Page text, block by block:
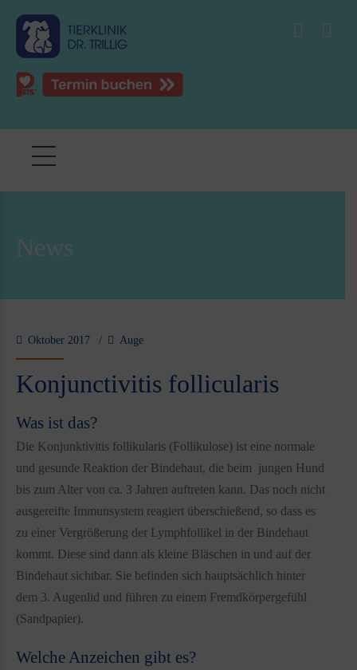
News
Oktober 2017 Auge
Konjunctivitis follicularis
Was ist das?
Die Konjunktivitis follikularis (Follikulose) ist eine normale
und gesunde Reaktion der Bindehaut, die beim jungen Hund
bis zum Alter von ca. 3 Jahren auftreten kann. Das noch nicht
ausgereifte Immunsystem reagiert überschießend, so dass es
zu einer Vergrößerung der Lymphfollikel in der Bindehaut
kommt. Diese sind dann als kleine Bläschen in und auf der
Bindehaut sichtbar. Sie befinden sich hauptsächlich hinter
dem 3. Augenlid und führen zu einem Fremdkörpergefühl
(Sandpapier).
Welche Anzeichen gibt es?